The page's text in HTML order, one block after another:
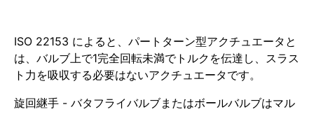
ISO 22153 によると、パートターン型アクチュエータと
は、バルブ上で1完全回転未満でトルクを伝達し、スラス
ト力を吸収する必要はないアクチュエータです。
旋回継手 - バタフライバルブまたはボールバルブはマル